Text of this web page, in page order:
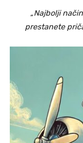
„Najbolji
prestanete